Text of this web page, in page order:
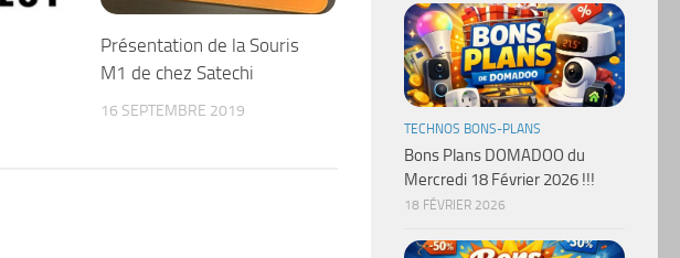
Présentation de la Souris
M1 de chez Satechi
16 SEPTEMBRE 2019
TECHNOS BONS-PLANS
Bons Plans DOMADOO du
Mercredi 18 Février 2026 !!!
18 FÉVRIER 2026